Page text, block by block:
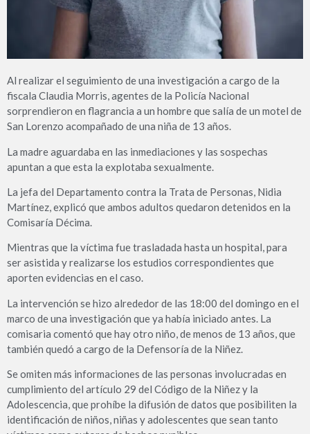
Al realizar el seguimiento de una investigación a cargo de la
fiscala Claudia Morris, agentes de la Policía Nacional
sorprendieron en flagrancia a un hombre que salía de un motel de
San Lorenzo acompañado de una niña de 13 años.
La madre aguardaba en las inmediaciones y las sospechas
apuntan a que esta la explotaba sexualmente.
La jefa del Departamento contra la Trata de Personas, Nidia
Martínez, explicó que ambos adultos quedaron detenidos en la
Comisaría Décima.
Mientras que la víctima fue trasladada hasta un hospital, para
ser asistida y realizarse los estudios correspondientes que
aporten evidencias en el caso.
La intervención se hizo alrededor de las 18:00 del domingo en el
marco de una investigación que ya había iniciado antes. La
comisaria comentó que hay otro niño, de menos de 13 años, que
también quedó a cargo de la Defensoría de la Niñez.
Se omiten más informaciones de las personas involucradas en
cumplimiento del artículo 29 del Código de la Niñez y la
Adolescencia, que prohíbe la difusión de datos que posibiliten la
identificación de niños, niñas y adolescentes que sean tanto